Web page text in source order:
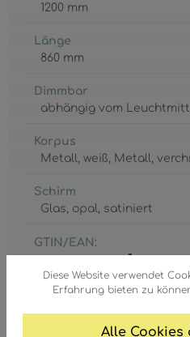
Diese Website verwendet
Erfahrung bieten zu
Alle Cookies
1200 mm
Länge
860 mm
Dimmbar
abhängig vom
Korpus
Metall, weiß, Metall,
Schirm
Glas, opal, satiniert
GTIN/EAN: